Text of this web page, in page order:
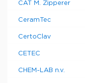
CAT M. Zipperer
CeramTec
CertoClav
CETEC
CHEM-LAB n.v.